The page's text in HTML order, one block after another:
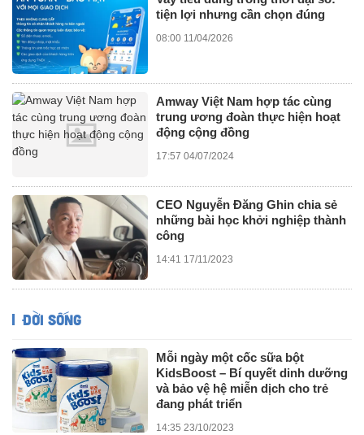
tiện lợi nhưng cần chọn đúng
08:00 11/04/2026
Amway Việt Nam hợp tác cùng
trung ương đoàn thực hiện hoạt
động cộng đồng
17:57 04/07/2024
CEO Nguyễn Đăng Ghin chia sẻ
những bài học khởi nghiệp thành
công
14:41 17/11/2023
ĐỜI SỐNG
Mỗi ngày một cốc sữa bột
KidsBoost – Bí quyết dinh dưỡng
và bảo vệ hệ miễn dịch cho trẻ
đang phát triển
14:35 23/10/2023